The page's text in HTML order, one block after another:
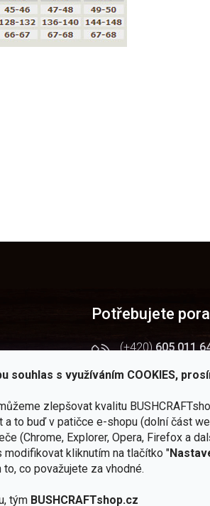
souhlas s využíváním COOKIES,
zlepšovat kvalitu
to buď v patičce e-shopu (dolní část
(Chrome, Explorer, Opera, Firefox a
kliknutím na tlačítko "
co považujete za vhodné.
tým BUSHCRAFTshop.cz
Potřebujete
(+420)605 011
Facebook
Všechny novinky na
Instagram